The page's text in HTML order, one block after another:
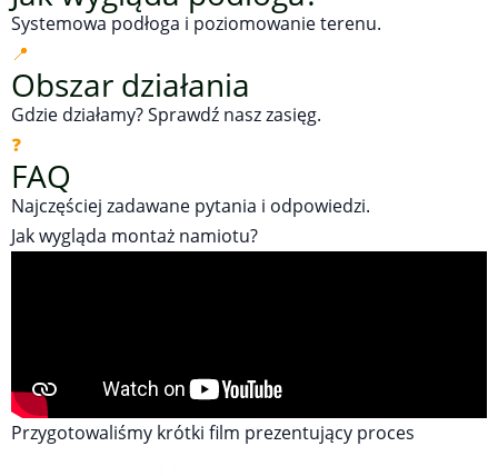
Systemowa podłoga i poziomowanie terenu.
📍
Obszar działania
Gdzie działamy? Sprawdź nasz zasięg.
❓
FAQ
Najczęściej zadawane pytania i odpowiedzi.
Jak wygląda montaż namiotu?
Przygotowaliśmy krótki film prezentujący proces